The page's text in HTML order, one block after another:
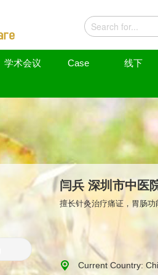
学术会议 Case 线下
闫兵 深圳市中医
擅长针灸治疗痛证，胃肠功
Current Country: